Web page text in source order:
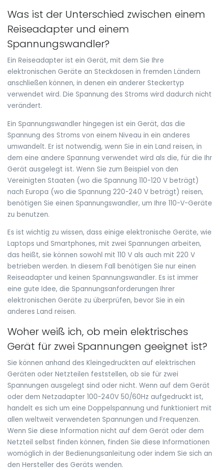
Was ist der Unterschied zwischen einem
Reiseadapter und einem
Spannungswandler?
Ein Reiseadapter ist ein Gerät, mit dem Sie Ihre
elektronischen Geräte an Steckdosen in fremden Ländern
anschließen können, in denen ein anderer Steckertyp
verwendet wird. Die Spannung des Stroms wird dadurch nicht
verändert.
Ein Spannungswandler hingegen ist ein Gerät, das die
Spannung des Stroms von einem Niveau in ein anderes
umwandelt. Er ist notwendig, wenn Sie in ein Land reisen, in
dem eine andere Spannung verwendet wird als die, für die Ihr
Gerät ausgelegt ist. Wenn Sie zum Beispiel von den
Vereinigten Staaten (wo die Spannung 110-120 V beträgt)
nach Europa (wo die Spannung 220-240 V beträgt) reisen,
benötigen Sie einen Spannungswandler, um Ihre 110-V-Geräte
zu benutzen.
Es ist wichtig zu wissen, dass einige elektronische Geräte, wie
Laptops und Smartphones, mit zwei Spannungen arbeiten,
das heißt, sie können sowohl mit 110 V als auch mit 220 V
betrieben werden. In diesem Fall benötigen Sie nur einen
Reiseadapter und keinen Spannungswandler. Es ist immer
eine gute Idee, die Spannungsanforderungen Ihrer
elektronischen Geräte zu überprüfen, bevor Sie in ein
anderes Land reisen.
Woher weiß ich, ob mein elektrisches
Gerät für zwei Spannungen geeignet ist?
Sie können anhand des Kleingedruckten auf elektrischen
Geräten oder Netzteilen feststellen, ob sie für zwei
Spannungen ausgelegt sind oder nicht. Wenn auf dem Gerät
oder dem Netzadapter 100-240V 50/60Hz aufgedruckt ist,
handelt es sich um eine Doppelspannung und funktioniert mit
allen weltweit verwendeten Spannungen und Frequenzen.
Wenn Sie diese Information nicht auf dem Gerät oder dem
Netzteil selbst finden können, finden Sie diese Informationen
womöglich in der Bedienungsanleitung oder indem Sie sich an
den Hersteller des Geräts wenden.